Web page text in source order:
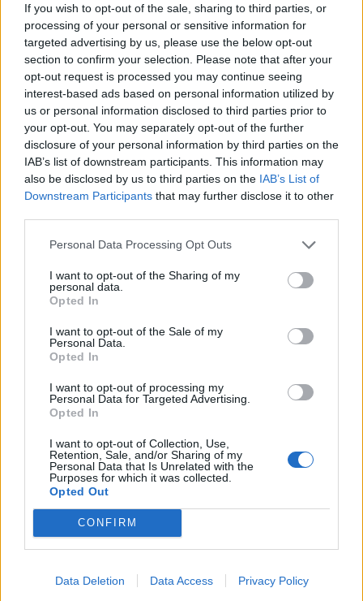
If you wish to opt-out of the sale, sharing to third parties, or
processing of your personal or sensitive information for
targeted advertising by us, please use the below opt-out
section to confirm your selection. Please note that after your
opt-out request is processed you may continue seeing
interest-based ads based on personal information utilized by
us or personal information disclosed to third parties prior to
your opt-out. You may separately opt-out of the further
disclosure of your personal information by third parties on the
IAB’s list of downstream participants. This information may
also be disclosed by us to third parties on the IAB’s List of
Downstream Participants that may further disclose it to other
Personal Data Processing Opt Outs
I want to opt-out of the Sharing of my
personal data.
Opted In
I want to opt-out of the Sale of my
Personal Data.
Opted In
I want to opt-out of processing my
Personal Data for Targeted Advertising.
Opted In
I want to opt-out of Collection, Use,
Retention, Sale, and/or Sharing of my
Personal Data that Is Unrelated with the
Purposes for which it was collected.
Opted Out
CONFIRM
Data Deletion Data Access Privacy Policy
20:17
Σητεία: Φωτιά στα Αχλάδια - Μεγάλη κινητοποίηση από
την Πυροσβεστική! (Βίντεο)
20:07
Ρέθυμνο: Φωτιά σε σπίτι προκάλεσε αναστάτωση στην
Καλλιθέα
19:59
Μαρούσι: Συνελήφθη 35χρονος με 106 συσκευασίες
χασίς σε προαύλιο χώρο σχολείου
Πάτρα: Θρήνος για μωράκι μόλις 8 ημερών –
19:45
λιπασμάτων
Καλοκαίρι 2026: Η Ευρώπη στις φλόγες - 5 εκατ.
στρέμματα στάχτη, από την Πορτογαλία έως την Κρήτη
(Βίντεο)
ΗΠΑ: Εφετείο απαγόρευσε να συνεχιστεί η κατασκευή
της αίθουσας χορού στον Λευκό Οίκο
σχολικές υποδομές και δημόσιους χώρους